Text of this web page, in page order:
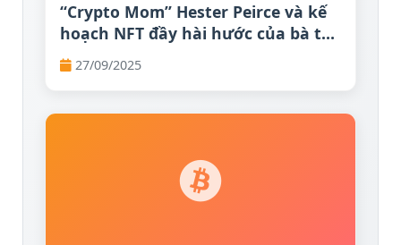
“Crypto Mom” Hester Peirce và kế
hoạch NFT đầy hài hước của bà tại
SEC27/09/2025